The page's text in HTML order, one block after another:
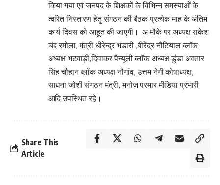
किया गया एवं जनपद के शिक्षकों के विभिन्न समस्याओं के
त्वरित निस्तारण हेतु संगठन की बैठक प्रत्येक माह के अंतिम
कार्य दिवस को आहूत की जाएगी। अ मौके पर अध्यक्ष राकेश
चंद रमोला, मंत्री धीरेन्द्र भंडारी ,बीरेंद्र नौटियाल ब्लॉक
अध्यक्ष भटवाड़ी,दिवाकर पैन्यूली ब्लॉक अध्यक्ष डुंडा अवतार
सिंह चौहान ब्लॉक अध्यक्ष नौगांव, उत्तम नेगी कोषाध्यक्ष,
साधना जोशी संगठन मंत्री, मनोज परमार मीडिया प्रभारी
आदि उपस्थित रहे।
Share This
Article